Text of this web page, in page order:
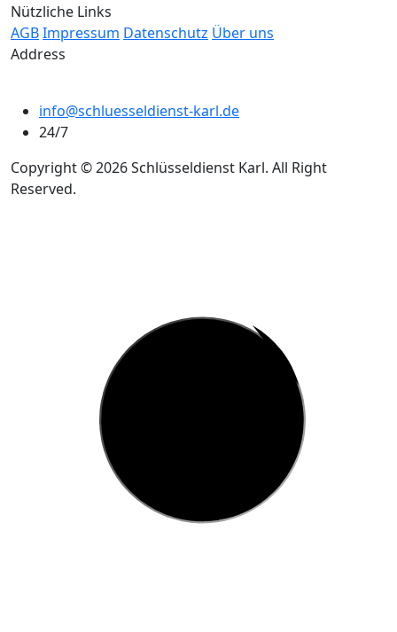
Nützliche Links
AGBImpressum Datenschutz Über uns
Address
info@schluesseldienst-karl.de
24/7
Copyright © 2026 Schlüsseldienst Karl. All Right
Reserved.